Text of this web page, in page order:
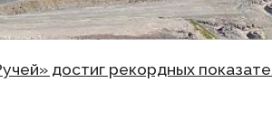
достиг рекордных